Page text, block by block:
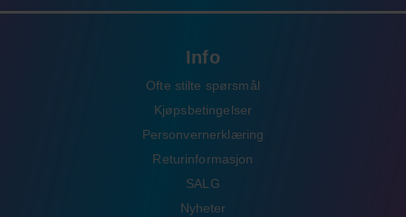
Info
Ofte stilte spørsmål
Kjøpsbetingelser
Personvernerklæring
Returinformasjon
SALG
Nyheter